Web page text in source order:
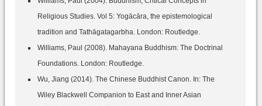
Religious Studies. Vol 5: Yogācāra, the epistemological
tradition and Tathāgatagarbha. London: Routledge.
Williams, Paul (2008). Mahayana Buddhism: The Doctrinal
Foundations. London: Routledge.
Wu, Jiang (2014). The Chinese Buddhist Canon. In: The
Wiley Blackwell Companion to East and Inner Asian